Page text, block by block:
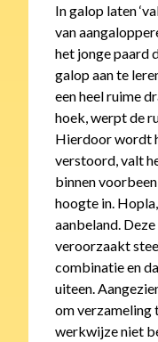
In galop laten
van
het jonge paard
galop aan te
een heel ruime
hoek, werpt de
Hierdoor wordt
verstoord, valt
binnen
hoogte in.
aanbeland.
veroorzaakt
combinatie en
uiteen.
om verzameling
werkwijze niet